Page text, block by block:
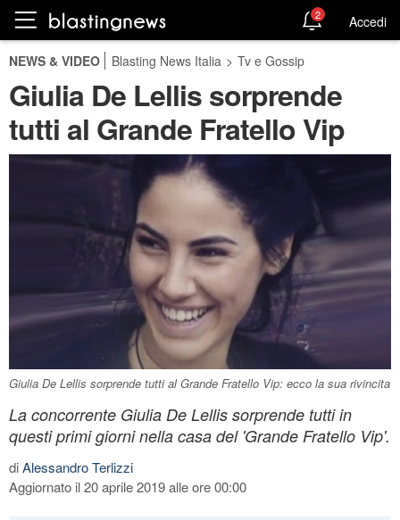
2 Accedi
NEWS & VIDEO Blasting News Italia > Tv e Gossip
Giulia De Lellis sorprende
tutti al Grande Fratello Vip
Giulia De Lellis sorprende tutti al Grande Fratello Vip: ecco la sua rivincita
La concorrente Giulia De Lellis sorprende tutti in
questi primi giorni nella casa del 'Grande Fratello Vip'.
diAlessandro Terlizzi
Aggiornato il 20 aprile 2019 alle ore 00:00